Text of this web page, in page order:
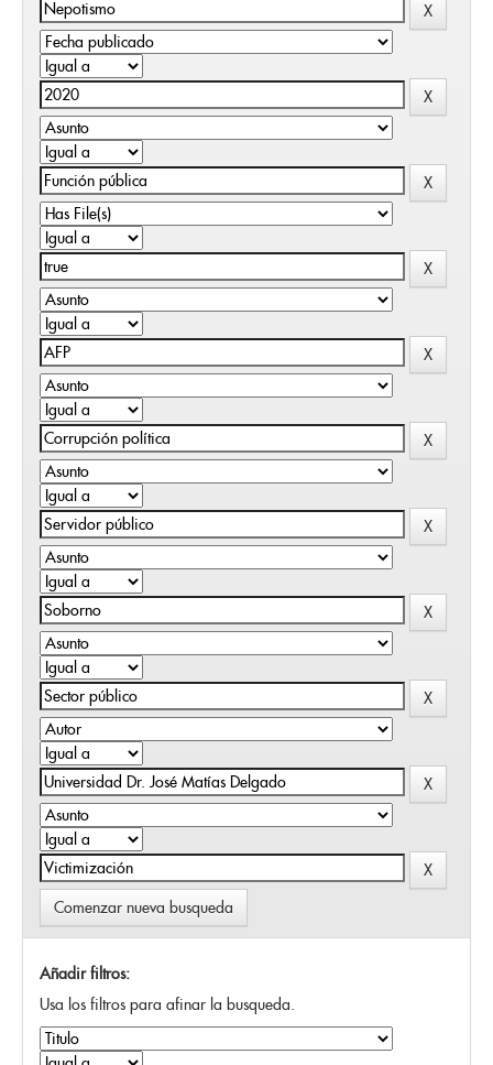
Comenzar nueva busqueda
Añadir filtros:
Usa los filtros para afinar la busqueda.